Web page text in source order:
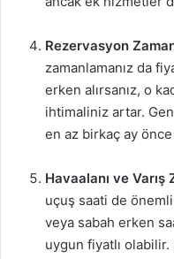
Rezervasyon
zamanlamanız da
erken alırsanız, o
ihtimaliniz artar.
en az birkaç ay önce
Havaalanı ve Varış
uçuş saati de
veya sabah erken
uygun fiyatlı olabilir.